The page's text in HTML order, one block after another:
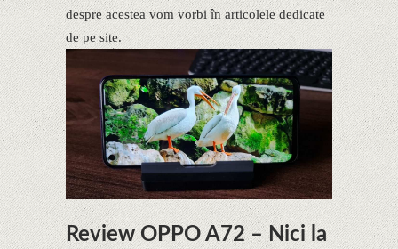
despre acestea vom vorbi în articolele dedicate
de pe site.
Review OPPO A72 – Nici la